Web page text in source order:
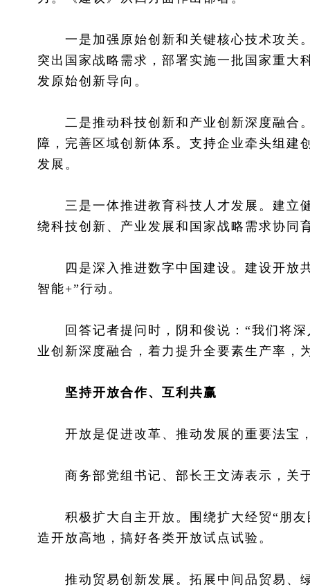
一是加强原始创新和关键核心技术攻关。
突出国家战略需求，部署实施一批国家重大
发原始创新导向。
二是推动科技创新和产业创新深度融合。
障，完善区域创新体系。支持企业牵头组建
发展。
三是一体推进教育科技人才发展。建立健
绕科技创新、产业发展和国家战略需求协同
四是深入推进数字中国建设。建设开放共
智能+”行动。
回答记者提问时，阴和俊说：“我们将深
业创新深度融合，着力提升全要素生产率，
坚持开放合作、互利共赢
开放是促进改革、推动发展的重要法宝
商务部党组书记、部长王文涛表示，关于
积极扩大自主开放。围绕扩大经贸“朋友
造开放高地，搞好各类开放试点试验。
推动贸易创新发展。拓展中间品贸易、绿